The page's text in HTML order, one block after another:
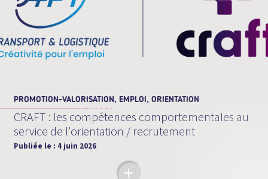
PROMOTION-VALORISATION, EMPLOI, ORIENTATION
CRAFT : les compétences comportementales au
service de l'orientation / recrutement
Publiée le : 4 juin 2026